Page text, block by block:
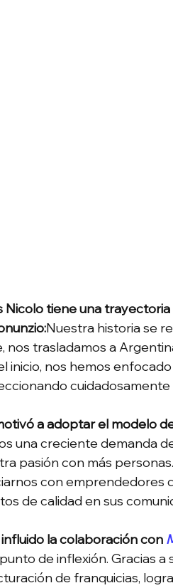
Nicolo tiene una
Nuestra historia se
nos trasladamos a
inicio, nos hemos
a adoptar el modelo
una creciente demanda
pasión con más
con
de calidad en sus
la colaboración con
de inflexión. Gracias
de franquicias,